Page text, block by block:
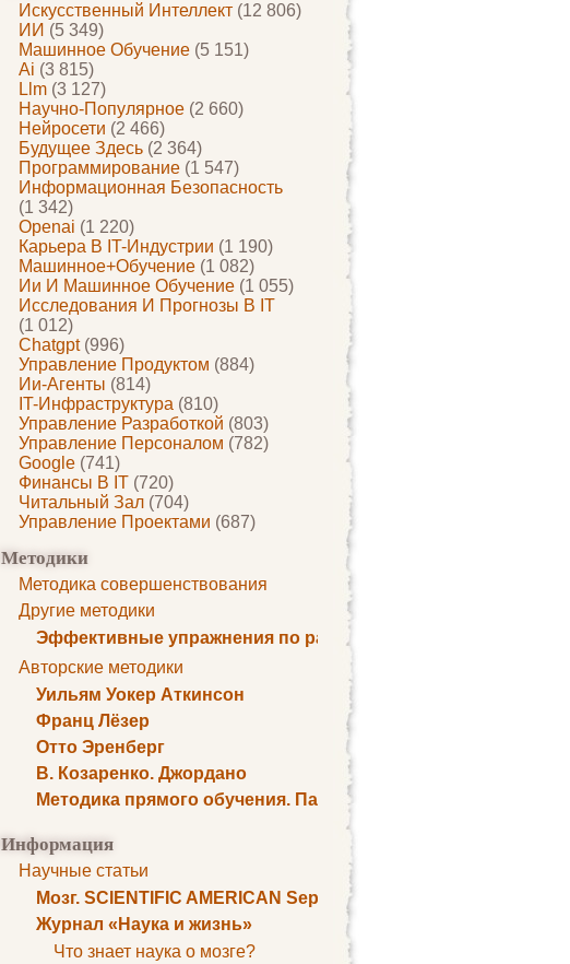
Искусственный Интеллект (12 806)
ИИ (5 349)
Машинное Обучение (5 151)
Ai (3 815)
Llm (3 127)
Научно-Популярное (2 660)
Нейросети (2 466)
Будущее Здесь (2 364)
Программирование (1 547)
Информационная Безопасность
(1 342)
Openai (1 220)
Карьера В IT-Индустрии (1 190)
Машинное+обучение (1 082)
Ии И Машинное Обучение (1 055)
Исследования И Прогнозы В IT
(1 012)
Chatgpt(996)
Управление Продуктом (884)
Ии-Агенты (814)
IT-Инфраструктура (810)
Управление Разработкой (803)
Управление Персоналом (782)
Google (741)
Финансы В IT (720)
Читальный Зал (704)
Управление Проектами (687)
Методики
Методика совершенствования
Другие методики
Эффективные упражнения по развитию памяти
Авторские методики
Уильям Уокер Аткинсон
Франц Лёзер
Отто Эренберг
В. Козаренко. Джордано
Методика прямого обучения. Пауль Шелли
Информация
Научные статьи
Мозг. SCIENTIFIC AMERICAN September 1979
Журнал «Наука и жизнь»
Что знает наука о мозге?